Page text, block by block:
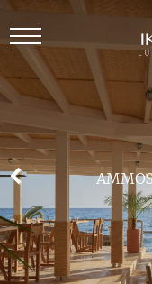
Open
Mobile
Menu